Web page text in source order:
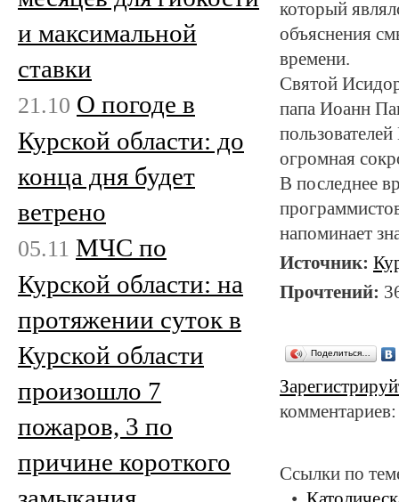
который
объяснения
времени.
Святой
папа Иоанн
огромная
В последнее
напоминает
Источник:
Прочтений:
Поделиться…
Ссылки по
и максимальной
ставки
21.10 О погоде в
Курской области: до
конца дня будет
ветрено
05.11 МЧС по
Курской области: на
протяжении суток в
Курской области
произошло 7
пожаров, 3 по
причине короткого